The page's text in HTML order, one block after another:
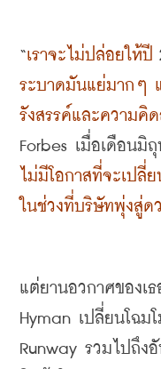
“เราจะไม่ปล่อยให้ปี
ระบาดมันแย่มากๆ
รังสรรค์และความคิด
Forbes เมื่อเดือนมิ
ไม่มีโอกาสที่จะเปลี่
ในช่วงที่บริษัทพุ่งสู่ด
แต่ยานอวกาศของเ
Hyman เปลี่ยนโฉม
Runway รวมไปถึง